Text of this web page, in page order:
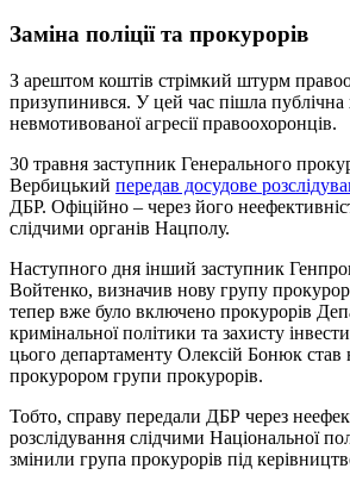
Заміна поліції та прокурорів
З арештом коштів стрімкий штурм
призупинився. У цей час пішла
невмотивованої агресії правоохоронців.
30 травня заступник Генерального
Вербицький передав досудове
ДБР. Офіційно – через його
слідчими органів Нацполу.
Наступного дня інший заступник
Войтенко, визначив нову групу
тепер вже було включено прокурорів
кримінальної політики та захисту
цього департаменту Олексій Бонюк
прокурором групи прокурорів.
Тобто, справу передали ДБР через
розслідування слідчими Національної
змінили група прокурорів під